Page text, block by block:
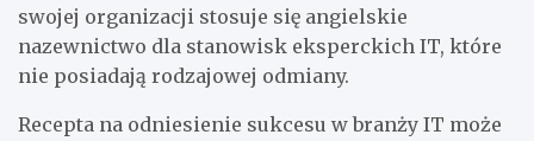
swojej organizacji stosuje się angielskie
nazewnictwo dla stanowisk eksperckich IT, które
nie posiadają rodzajowej odmiany.
Recepta na odniesienie sukcesu w branży IT może